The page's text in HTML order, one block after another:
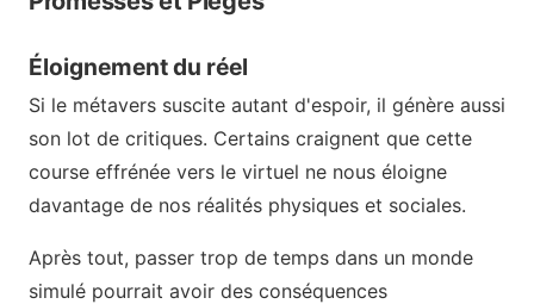
Éloignement du réel
Si le métavers suscite autant d'espoir, il génère aussi
son lot de critiques. Certains craignent que cette
course effrénée vers le virtuel ne nous éloigne
davantage de nos réalités physiques et sociales.
Après tout, passer trop de temps dans un monde
simulé pourrait avoir des conséquences